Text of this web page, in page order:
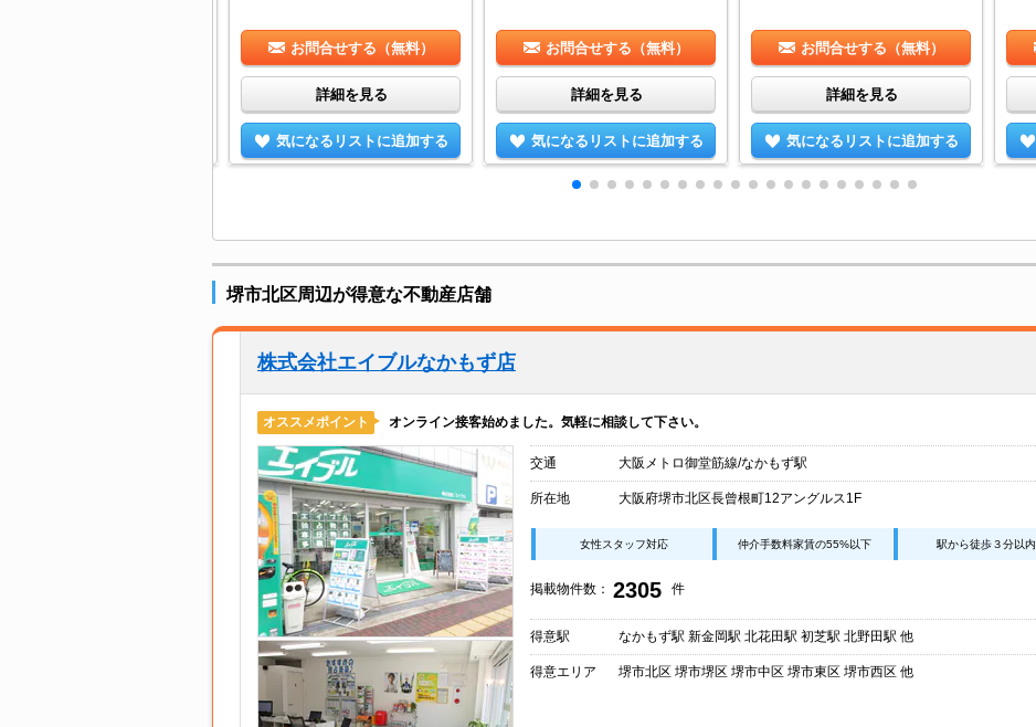
お問合せする（無料）
詳細を見る
気になるリストに追加する
お問合せする（無料）
詳細を見る
気になるリストに追加する
お問合せする（無料）
詳細を見る
気になるリストに追加する
堺市北区周辺が得意な不動産店舗
株式会社エイブルなかもず店
オススメポイント オンライン接客始めました。気軽に相談して下さい。
交通 大阪メトロ御堂筋線/なかもず駅
所在地 大阪府堺市北区長曾根町12アングルス1F
女性スタッフ対応 仲介手数料家賃の55%以下 駅から徒歩３分以内
掲載物件数： 2305 件
得意駅 なかもず駅 新金岡駅 北花田駅 初芝駅 北野田駅 他
得意エリア 堺市北区 堺市堺区 堺市中区 堺市東区 堺市西区 他